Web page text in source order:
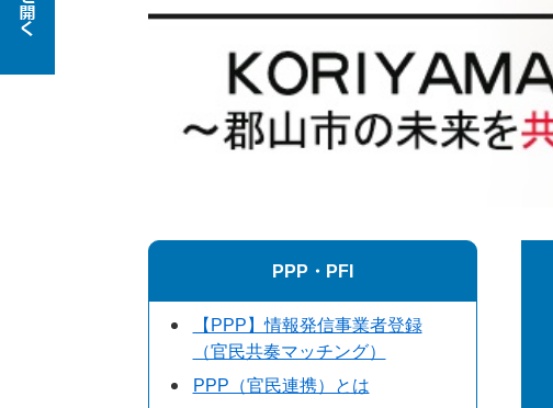
PPP・PFI
【PPP】情報発信事業者登録
（官民共奏マッチング）
PPP（官民連携）とは